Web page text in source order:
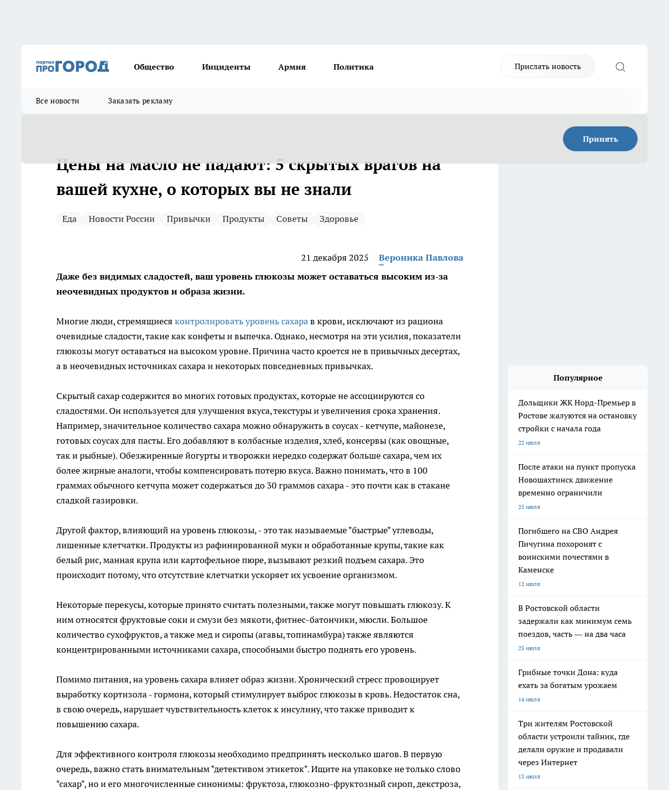
Общество Инциденты Армия Политика Прислать новость
Все новости Заказать рекламу
Принять
Цены на масло не падают: 5 скрытых врагов на
вашей кухне, о которых вы не знали
Еда Новости России Привычки Продукты Советы Здоровье
21 декабря 2025
Вероника Павлова
Даже без видимых сладостей, ваш уровень глюкозы может оставаться высоким из-за
неочевидных продуктов и образа жизни.
Многие люди, стремящиеся контролировать уровень сахарав крови, исключают из рациона
очевидные сладости, такие как конфеты и выпечка. Однако, несмотря на эти усилия, показатели
глюкозы могут оставаться на высоком уровне. Причина часто кроется не в привычных десертах,
а в неочевидных источниках сахара и некоторых повседневных привычках.
Скрытый сахар содержится во многих готовых продуктах, которые не ассоциируются со
сладостями. Он используется для улучшения вкуса, текстуры и увеличения срока хранения.
Например, значительное количество сахара можно обнаружить в соусах - кетчупе, майонезе,
готовых соусах для пасты. Его добавляют в колбасные изделия, хлеб, консервы (как овощные,
так и рыбные). Обезжиренные йогурты и творожки нередко содержат больше сахара, чем их
более жирные аналоги, чтобы компенсировать потерю вкуса. Важно понимать, что в 100
граммах обычного кетчупа может содержаться до 30 граммов сахара - это почти как в стакане
сладкой газировки.
Другой фактор, влияющий на уровень глюкозы, - это так называемые "быстрые" углеводы,
лишенные клетчатки. Продукты из рафинированной муки и обработанные крупы, такие как
белый рис, манная крупа или картофельное пюре, вызывают резкий подъем сахара. Это
происходит потому, что отсутствие клетчатки ускоряет их усвоение организмом.
Некоторые перекусы, которые принято считать полезными, также могут повышать глюкозу. К
ним относятся фруктовые соки и смузи без мякоти, фитнес-батончики, мюсли. Большое
количество сухофруктов, а также мед и сиропы (агавы, топинамбура) также являются
концентрированными источниками сахара, способными быстро поднять его уровень.
Помимо питания, на уровень сахара влияет образ жизни. Хронический стресс провоцирует
выработку кортизола - гормона, который стимулирует выброс глюкозы в кровь. Недостаток сна,
в свою очередь, нарушает чувствительность клеток к инсулину, что также приводит к
повышению сахара.
Для эффективного контроля глюкозы необходимо предпринять несколько шагов. В первую
очередь, важно стать внимательным "детективом этикеток". Ищите на упаковке не только слово
"сахар", но и его многочисленные синонимы: фруктоза, глюкозно-фруктозный сироп, декстроза,
Популярное
Дольщики ЖК Норд-Премьер в
Ростове жалуются на остановку
стройки с начала года
22 июля
После атаки на пункт пропуска
Новошахтинск движение
временно ограничили
25 июля
Погибшего на СВО Андрея
Пичугина похоронят с
воинскими почестями в
Каменске
12 июля
В Ростовской области
задержали как минимум семь
поездов, часть — на два часа
25 июля
Грибные точки Дона: куда
ехать за богатым урожаем
14 июля
Три жителям Ростовской
области устроили тайник, где
делали оружие и продавали
через Интернет
13 июля